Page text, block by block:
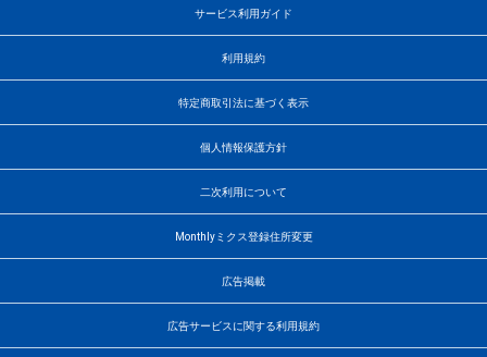
サービス利用ガイド
利用規約
特定商取引法に基づく表示
個人情報保護方針
二次利用について
Monthlyミクス登録住所変更
広告掲載
広告サービスに関する利用規約